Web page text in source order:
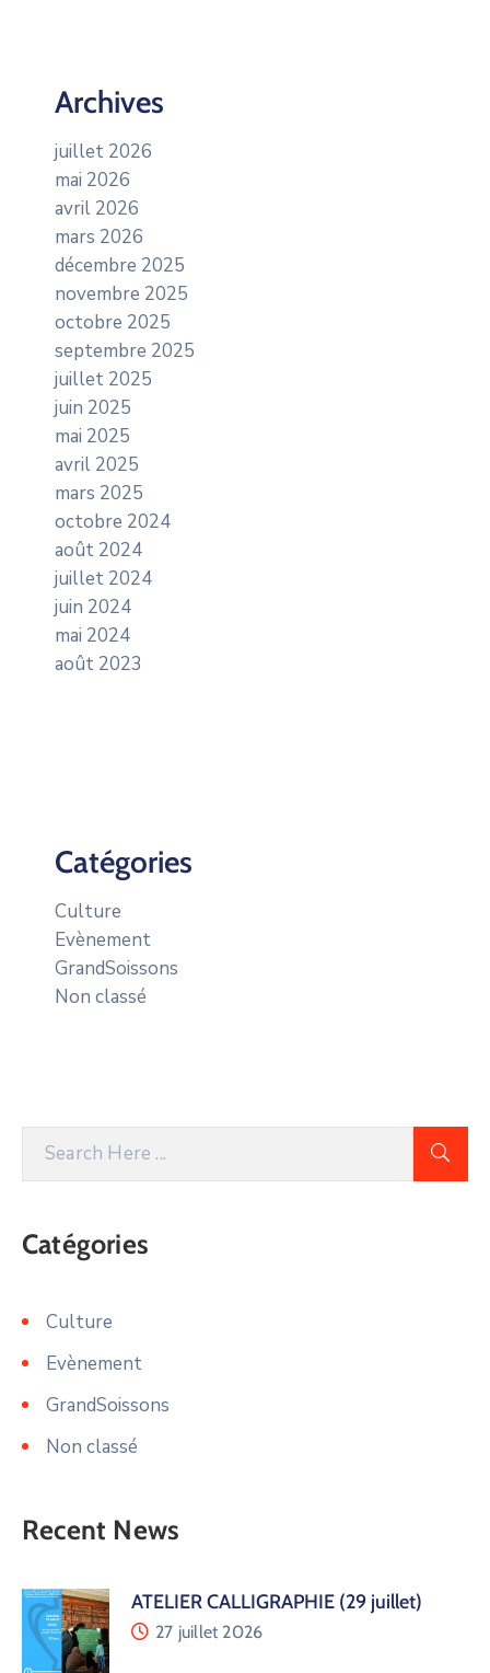
Archives
juillet 2026
mai 2026
avril 2026
mars 2026
décembre 2025
novembre 2025
octobre 2025
septembre 2025
juillet 2025
juin 2025
mai 2025
avril 2025
mars 2025
octobre 2024
août 2024
juillet 2024
juin 2024
mai 2024
août 2023
Catégories
Culture
Evènement
GrandSoissons
Non classé
Catégories
Culture
Evènement
GrandSoissons
Non classé
Recent News
ATELIER CALLIGRAPHIE (29 juillet)
27 juillet 2026